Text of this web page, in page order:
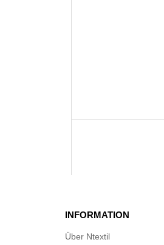
INFORMATION
Über Ntextil